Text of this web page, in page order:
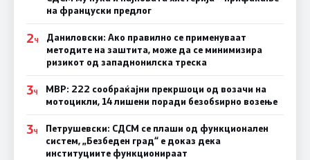
на француски предлог
2Ч
Даниловски: Ако правилно се применуваат
методите на заштита, може да се минимизира
ризикот од западнонилска треска
3Ч
МВР: 222 сообраќајни прекршоци од возачи на
мотоцикли, 14 лишени поради безобѕирно возење
3Ч
Петрушевски: СДСМ се плаши од функционален
систем, „Безбеден град“ е доказ дека
институциите функционираат